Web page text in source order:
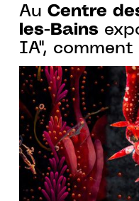
Au Centre
les-Bains
IA", comment